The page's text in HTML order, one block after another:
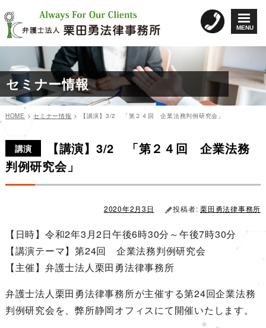
MENU
ン
テ
ン
へ
ス
キ
ッ
プ
セミナー情報
HOME >セミナー情報 > 【講演】3/2 「第２４回 企業法務判例研究会」
講演
【講演】3/2 「第２４回 企業法務
判例研究会」
日:
2020年2月3日 投稿者:栗田勇法律事務所
【日時】令和2年3月2日午後6時30分～午後7時30分
【講演テーマ】第24回 企業法務判例研究会
【主催】弁護士法人栗田勇法律事務所
弁護士法人栗田勇法律事務所が主催する第24回企業法務
判例研究会を、弊所静岡オフィスにて開催いたします。
テ
ゴ
リ
ー
稿
ナ
ビ
ョ
ン